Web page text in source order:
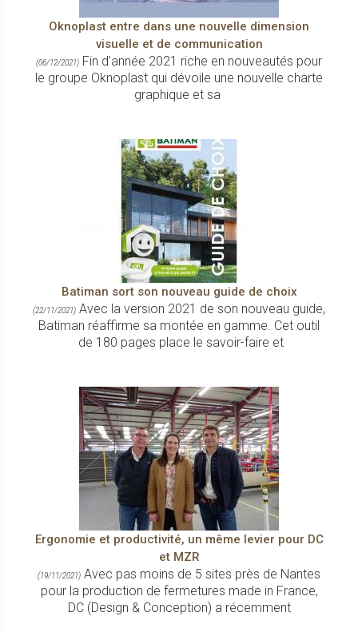
Oknoplast entre dans une nouvelle dimension
visuelle et de communication
(06/12/2021) Fin d’année 2021 riche en nouveautés pour
le groupe Oknoplast qui dévoile une nouvelle charte
graphique et sa
Batiman sort son nouveau guide de choix
(22/11/2021) Avec la version 2021 de son nouveau guide,
Batiman réaffirme sa montée en gamme. Cet outil
de 180 pages place le savoir-faire et
Ergonomie et productivité, un même levier pour DC
et MZR
(19/11/2021) Avec pas moins de 5 sites près de Nantes
pour la production de fermetures made in France,
DC (Design & Conception) a récemment